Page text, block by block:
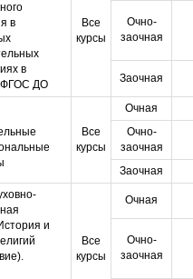
в
в
ФГОС ДО
Все
курсы
Очно-
заочная
Заочная
Все
курсы
Очная
Очно-
заочная
Заочная
и
Все
курсы
Очная
Очно-
заочная